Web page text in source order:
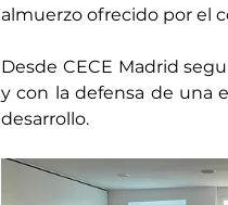
almuerzo ofrecido por el
Desde CECE Madrid
y con la defensa de una
desarrollo.